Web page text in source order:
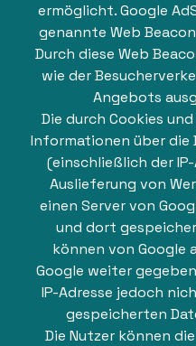
ermöglicht. Google
genannte Web
Durch diese Web
wie der
Angebots
Die durch Cookies
Informationen über die
(einschließlich der
Auslieferung von
einen Server von
und dort
können von Google
Google weiter
IP-Adresse jedoch
gespeicherten
Die Nutzer können